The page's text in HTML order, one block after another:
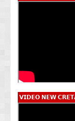
𝗩𝗜𝗗𝗘𝗢 𝗡𝗘𝗪